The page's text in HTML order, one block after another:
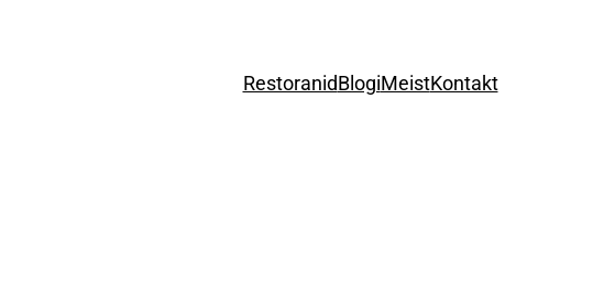
RestoranidBlogiMeistKontakt